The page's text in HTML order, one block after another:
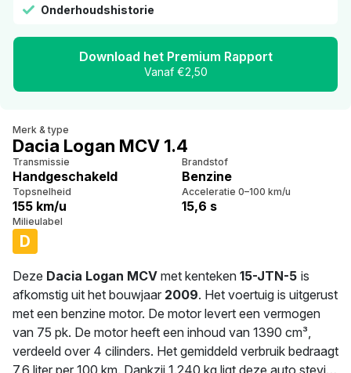
Onderhoudshistorie
Download het Premium Rapport
Vanaf €2,50
Merk & type
Dacia Logan MCV 1.4
Transmissie
Handgeschakeld
Brandstof
Benzine
Topsnelheid
155 km/u
Acceleratie 0–100 km/u
15,6 s
Milieulabel
D
Deze Dacia Logan MCV met kenteken 15-JTN-5 is
afkomstig uit het bouwjaar 2009. Het voertuig is uitgerust
met een benzine motor. De motor levert een vermogen
van 75 pk. De motor heeft een inhoud van 1390 cm³,
verdeeld over 4 cilinders. Het gemiddeld verbruik bedraagt
7.6 liter per 100 km. Dankzij 1.240 kg ligt deze auto stevig